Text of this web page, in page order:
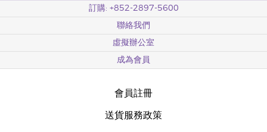
訂購: +852-2897-5600
聯絡我們
虛擬辦公室
成為會員
會員註冊
送貨服務政策